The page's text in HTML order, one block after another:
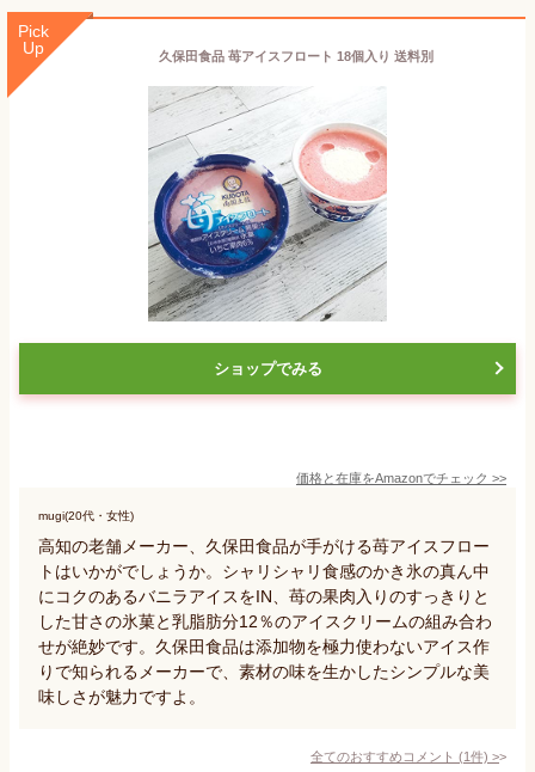
Pick
Up
久保田食品 苺アイスフロート 18個入り 送料別
ショップでみる
価格と在庫をAmazonでチェック >>
mugi(20代・女性)
高知の老舗メーカー、久保田食品が手がける苺アイスフロー
トはいかがでしょうか。シャリシャリ食感のかき氷の真ん中
にコクのあるバニラアイスをIN、苺の果肉入りのすっきりと
した甘さの氷菓と乳脂肪分12％のアイスクリームの組み合わ
せが絶妙です。久保田食品は添加物を極力使わないアイス作
りで知られるメーカーで、素材の味を生かしたシンプルな美
味しさが魅力ですよ。
全てのおすすめコメント (1件) >